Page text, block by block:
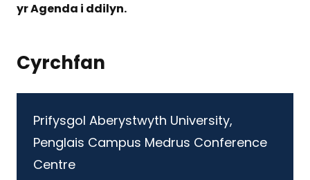
yr Agenda i ddilyn.
Cyrchfan
Prifysgol Aberystwyth University,
Penglais Campus Medrus Conference
Centre